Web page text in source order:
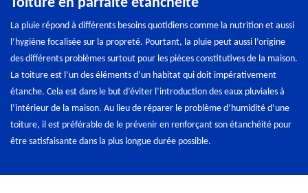
Toiture en parfaite étanchéité
La pluie répond à différents besoins quotidiens comme la nutrition et aussi
l’hygiène focalisée sur la propreté. Pourtant, la pluie peut aussi l’origine
des différents problèmes surtout pour les pièces constitutives de la maison.
La toiture est l’un des éléments d’un habitat qui doit impérativement
étanche. Cela est dans le but d’éviter l’introduction des eaux pluviales à
l’intérieur de la maison. Au lieu de réparer le problème d’humidité d’une
toiture, il est préférable de le prévenir en renforçant son étanchéité pour
être satisfaisante dans la plus longue durée possible.